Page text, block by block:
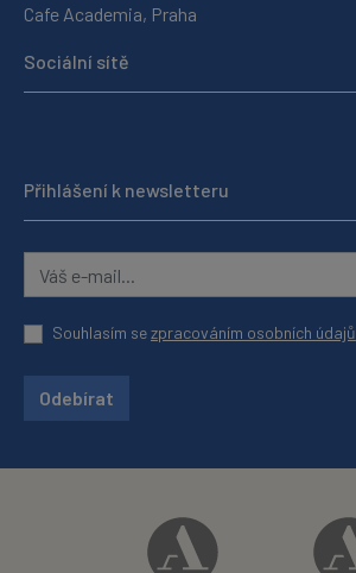
Cafe Academia, Praha
Sociální sítě
Přihlášení k newsletteru
Souhlasím sezpracováním osobních údajů
Odebírat